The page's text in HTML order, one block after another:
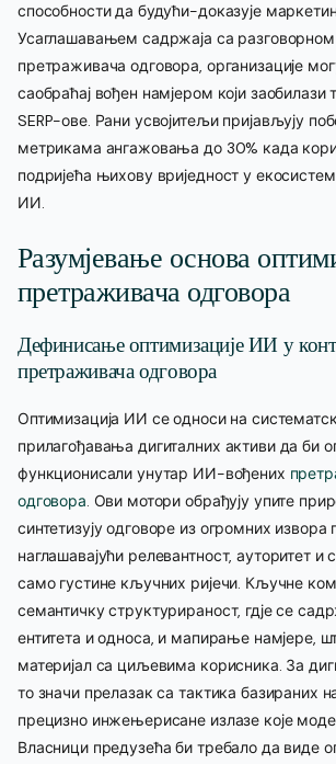
способности да будући-доказује
Усаглашавањем садржаја са
претраживача одговора, организације
саобраћај вођен намјером који заобилази
SERP-ове. Рани усвојитељи пријављују
метрикама ангажовања до 30% када
подријећа њихову вриједност у
ИИ.
Разумјевање основа
претраживача одговора
Дефинисање оптимизације ИИ у
претраживача одговора
Оптимизација ИИ се односи на
прилагођавања дигиталних активи да би
функционисали унутар ИИ-вођених
одговора. Ови мотори обрађују упите
синтетизују одговоре из огромних извора
наглашавајући релевантност, ауторитет и
само густине кључних ријечи. Кључне
семантичку структурираност, гдје се
ентитета и односа, и мапирање намјере,
материјал са циљевима корисника. За
то значи прелазак са тактика базираних
прецизно инжењерисане излазе које
Власници предузећа би требало да виде